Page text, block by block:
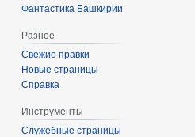
Фантастика Башкирии
Разное
Свежие правки
Новые страницы
Справка
Инструменты
Служебные страницы